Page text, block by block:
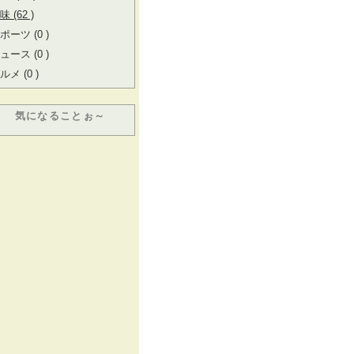
(62 )
ーツ (0 )
ース (0 )
メ (0 )
気になることぉ～